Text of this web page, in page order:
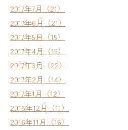
2017年7月（21）
2017年6月（21）
2017年5月（15）
2017年4月（15）
2017年3月（22）
2017年2月（14）
2017年1月（12）
2016年12月（11）
2016年11月（16）